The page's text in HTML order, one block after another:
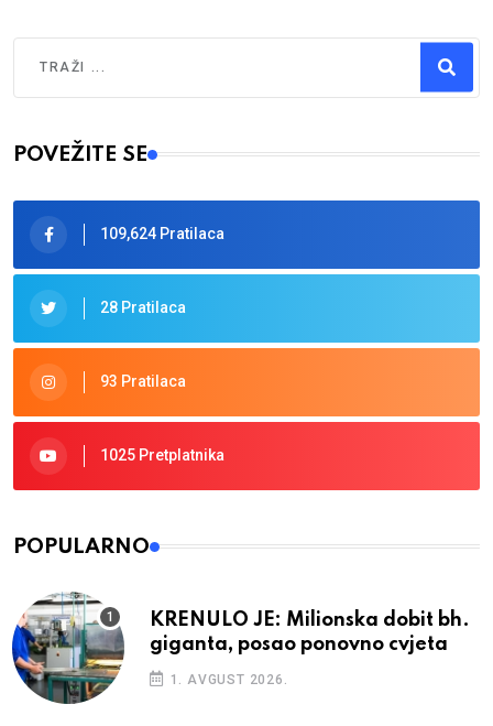
Type 2 or more characters for results.
POVEŽITE SE
109,624 Pratilaca
28 Pratilaca
93 Pratilaca
1025 Pretplatnika
POPULARNO
KRENULO JE: Milionska dobit bh.
giganta, posao ponovno cvjeta
1. AVGUST 2026.